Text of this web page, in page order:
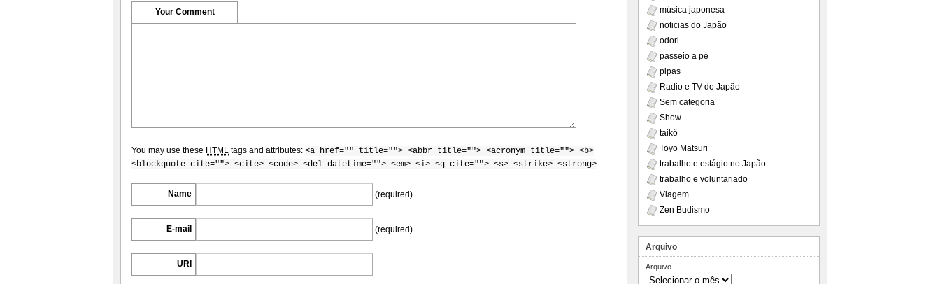
Your Comment
You may use these HTML tags and attributes: <a href="" title=""> <abbr title=""> <acronym title=""> <b>
<blockquote cite=""> <cite> <code> <del datetime=""> <em> <i> <q cite=""> <s> <strike> <strong>
Name (required)
E-mail (required)
URI
música japonesa
noticias do Japão
odori
passeio a pé
pipas
Radio e TV do Japão
Sem categoria
Show
taikô
Toyo Matsuri
trabalho e estágio no Japão
trabalho e voluntariado
Viagem
Zen Budismo
Arquivo
Arquivo